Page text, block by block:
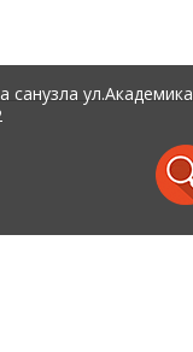
санузла ул.Академика